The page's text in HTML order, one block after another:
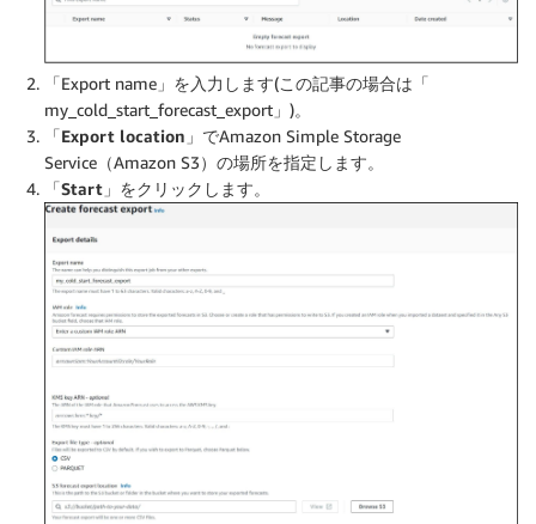
「Export name」を入力します(この記事の場合は「
my_cold_start_forecast_export」)。
「Export location」 でAmazon Simple Storage
Service（Amazon S3）の場所を指定します。
「Start」 をクリックします。